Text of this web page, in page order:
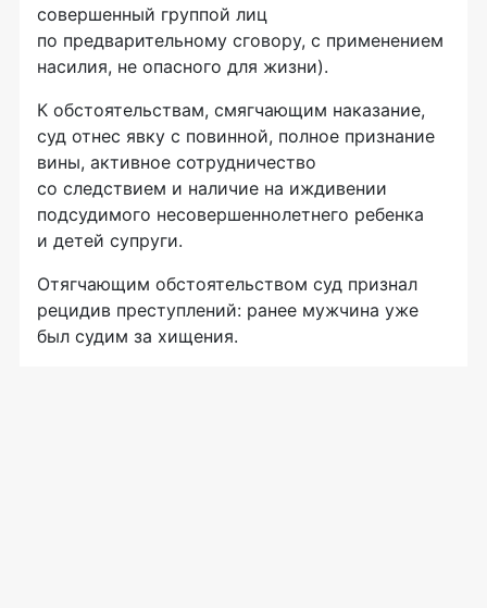
совершенный группой лиц
по предварительному сговору, с применением
насилия, не опасного для жизни).
К обстоятельствам, смягчающим наказание,
суд отнес явку с повинной, полное признание
вины, активное сотрудничество
со следствием и наличие на иждивении
подсудимого несовершеннолетнего ребенка
и детей супруги.
Отягчающим обстоятельством суд признал
рецидив преступлений: ранее мужчина уже
был судим за хищения.